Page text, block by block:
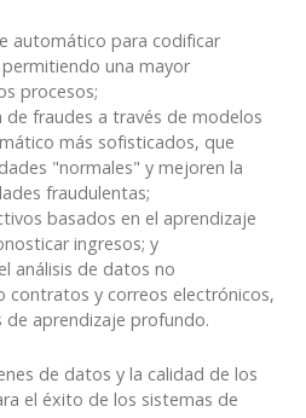
automático para codificar
una mayor
procesos;
fraudes a través de modelos
más sofisticados, que
"normales" y mejoren la
fraudulentas;
basados ​​en el aprendizaje
ingresos; y
análisis de datos no
contratos y correos electrónicos,
aprendizaje profundo.
de datos y la calidad de los
el éxito de los sistemas de